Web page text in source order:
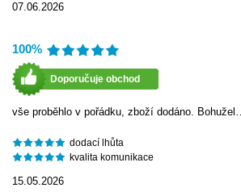
07.06.2026
100%
Doporučuje obchod
vše proběhlo v pořádku, zboží dodáno. Bohužel…
dodací lhůta
kvalita komunikace
15.05.2026